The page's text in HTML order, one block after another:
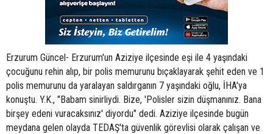
Erzurum Güncel- Erzurum'un Aziziye ilçesinde eşi ile 4 yaşındaki
çocuğunu rehin alıp, bir polis memurunu bıçaklayarak şehit eden ve 1
polis memurunu da yaralayan saldırganın 7 yaşındaki oğlu, İHA'ya
konuştu. Y.K., "Babam sinirliydi. Bize, 'Polisler sizin düşmanınız. Bana
birşey edeni vuracaksınız' diyordu" dedi. Aziziye ilçesinde bugün
meydana gelen olayda TEDAŞ'ta güvenlik görevlisi olarak çalışan ve